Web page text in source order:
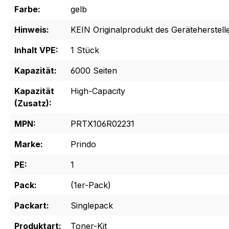
Farbe:
gelb
Hinweis:
KEIN Originalprodukt des
Inhalt VPE:
1 Stück
Kapazität:
6000 Seiten
Kapazität
(Zusatz):
High-Capacity
MPN:
PRTX106R02231
Marke:
Prindo
PE:
1
Pack:
(1er-Pack)
Packart:
Singlepack
Produktart:
Toner-Kit